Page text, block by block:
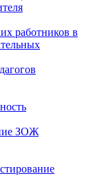
работников в
ЗОЖ